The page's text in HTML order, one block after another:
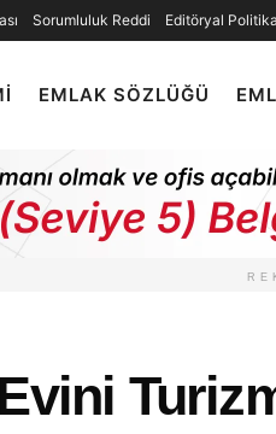
Sorumluluk Reddi Editöryal
EMLAK SÖZLÜĞÜ